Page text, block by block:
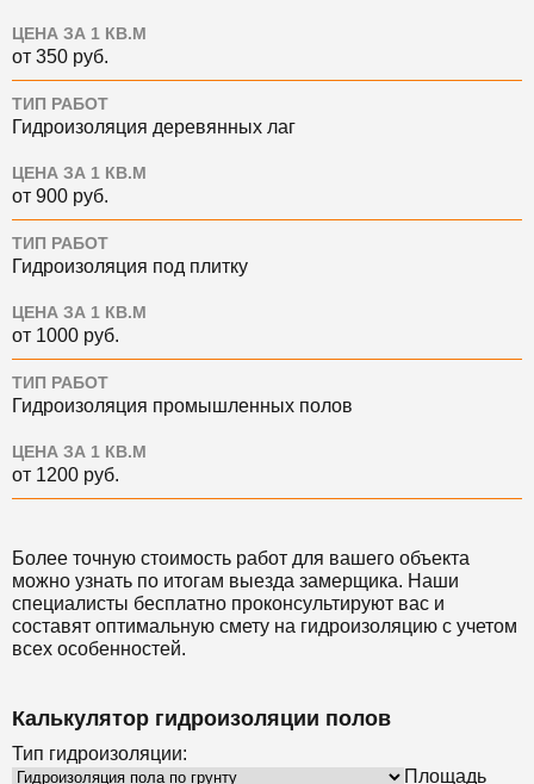
ЦЕНА ЗА 1 КВ.М
от 350 руб.
ТИП РАБОТ
Гидроизоляция деревянных лаг
ЦЕНА ЗА 1 КВ.М
от 900 руб.
ТИП РАБОТ
Гидроизоляция под плитку
ЦЕНА ЗА 1 КВ.М
от 1000 руб.
ТИП РАБОТ
Гидроизоляция промышленных полов
ЦЕНА ЗА 1 КВ.М
от 1200 руб.
Более точную стоимость работ для вашего объекта
можно узнать по итогам выезда замерщика. Наши
специалисты бесплатно проконсультируют вас и
составят оптимальную смету на гидроизоляцию с учетом
всех особенностей.
Калькулятор гидроизоляции полов
Тип гидроизоляции:
Площадь